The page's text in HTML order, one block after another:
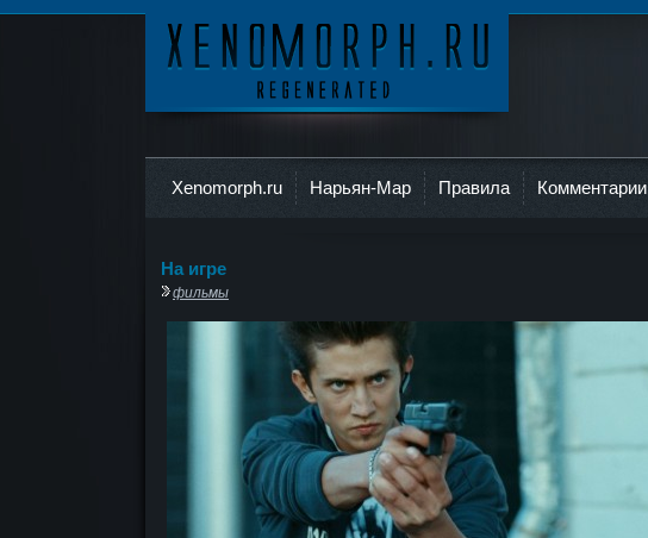
Xenomorph.ru Нарьян-Мар Правила Комментарии
На игре
фильмы